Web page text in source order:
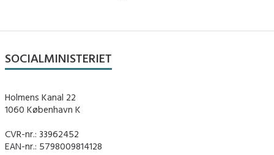
SOCIALMINISTERIET
Holmens Kanal 22
1060 København K
CVR-nr.: 33962452
EAN-nr.: 5798009814128